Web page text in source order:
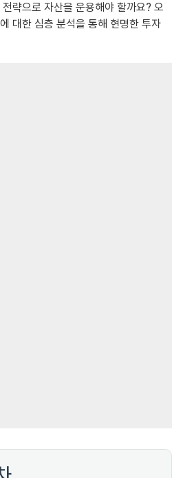
략으로 자산을 운용해야 할까요? 오
에 대한 심층 분석을 통해 현명한 투자